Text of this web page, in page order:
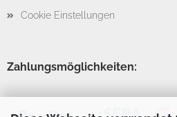
Cookie Einstellungen
Zahlungsmöglichkeiten: